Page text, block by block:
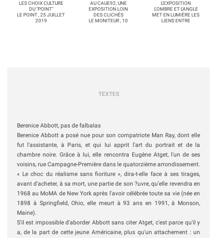
LES CHOIX CULTURE
DU "POINT"
LE POINT , 25 JUILLET
2019
AU CAUE92, UNE
EXPOSITION LOIN
DES CLICHÉS
LE MONITEUR , 10
L'EXPOSITION
L'OMBRE ET L'ANGLE
MET EN LUMIÈRE LES
LIENS ENTRE
TEXTES
Berenice Abbott, pas de falbalas
Berenice Abbott a posé nue pour son compatriote Man Ray, dont elle
fut l'assistante, à Paris, et qui lui apprit l'art du portrait et de la
chambre noire. Grâce à lui, elle rencontra Eugène Atget, l'un de ses
voisins, rue Campagne-Première dans le quatorzième arrondissement.
« Le choc du réalisme sans fioriture », dira-t-elle face à ses tirages,
avant d'acheter, à sa mort, une partie de son ?uvre, qu'elle revendra en
1968 au MoMA de New York après l'avoir célébrée toute sa vie (née en
1898 à Springfield, Ohio, elle meurt à 93 ans en 1991, à Monson,
Maine).
S'il est impossible d'aborder Abbott sans citer Atget, c'est parce qu'il y
a, de la part de cette jeune Américaine, plus qu'un attachement : un